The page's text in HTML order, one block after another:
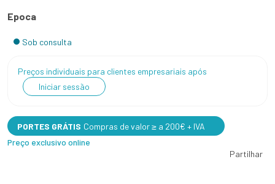
Epoca
Sob consulta
Preços individuais para clientes empresariais após
Iniciar sessão
PORTES GRÁTIS Compras de valor ≥ a 200€ + IVA
Preço exclusivo online
Partilhar